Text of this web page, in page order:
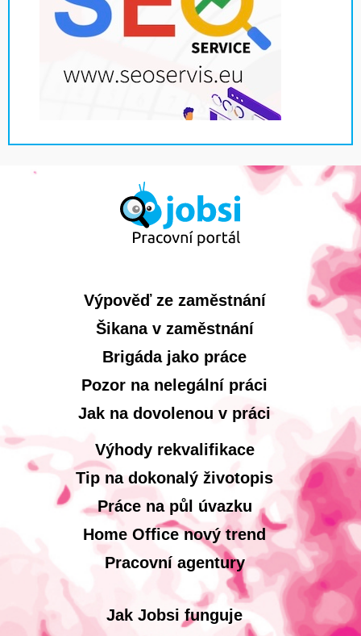
Výpověď ze zaměstnání
Šikana v zaměstnání
Brigáda jako práce
Pozor na nelegální práci
Jak na dovolenou v práci
Výhody rekvalifikace
Tip na dokonalý životopis
Práce na půl úvazku
Home Office nový trend
Pracovní agentury
Jak Jobsi funguje